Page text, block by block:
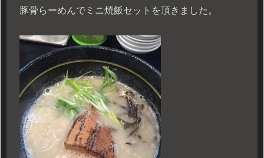
豚骨らーめんでミニ焼飯セットを頂きました。